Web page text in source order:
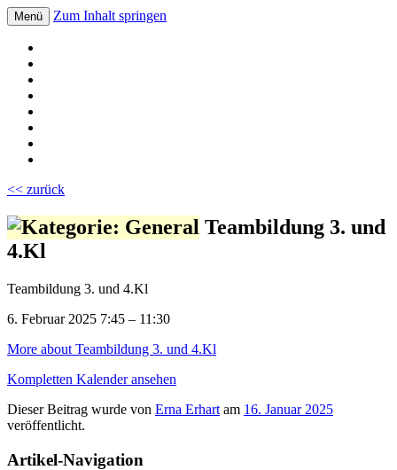
Volksschule Bad Blumau
Menü Zum Inhalt springen
<< zurück
Teambildung 3. und
4.Kl
Teambildung 3. und 4.Kl
6. Februar 2025 7:45 – 11:30
More about Teambildung 3. und 4.Kl
Kompletten Kalender ansehen
Dieser Beitrag wurde von Erna Erhart am 16. Januar 2025
veröffentlicht.
Artikel-Navigation